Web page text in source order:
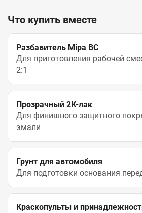
Что купить вместе
Разбавитель Mipa BC
Для приготовления рабочей
2:1
Прозрачный 2К-лак
Для финишного защитного
эмали
Грунт для автомобиля
Для подготовки основания
Краскопульты и